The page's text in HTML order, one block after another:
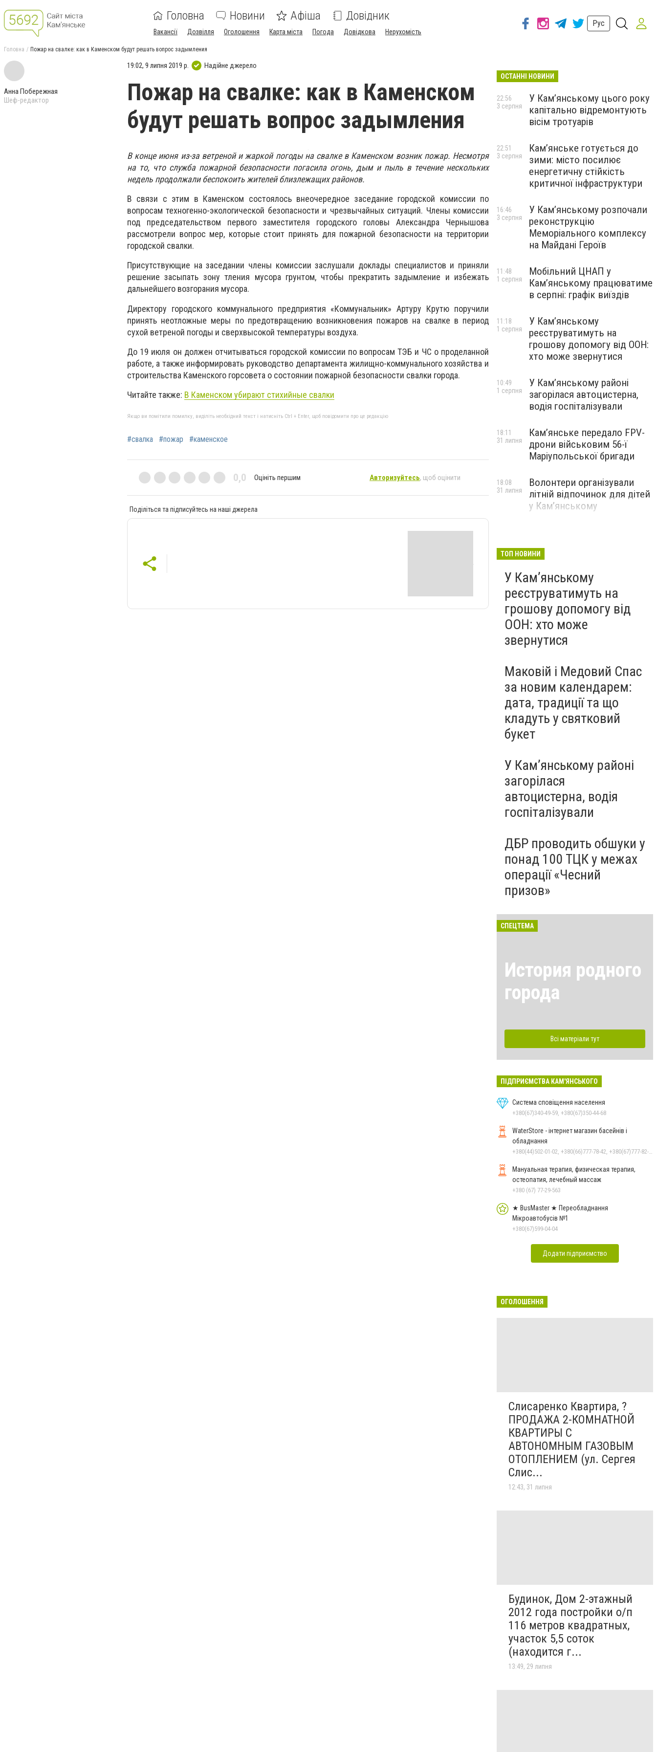
Головна Новини Афіша Довідник
Вакансії Дозвілля Оголошення Карта міста Погода Довідкова Нерухомість
Рус
Головна Пожар на свалке: как в Каменском будут решать вопрос задымления
Анна Побережная
Шеф-редактор
19:02, 9 липня 2019 р. Надійне джерело
Пожар на свалке: как в Каменском
будут решать вопрос задымления
В конце июня из-за ветреной и жаркой погоды на свалке в Каменском возник пожар. Несмотря
на то, что служба пожарной безопасности погасила огонь, дым и пыль в течение нескольких
недель продолжали беспокоить жителей близлежащих районов.
В связи с этим в Каменском состоялось внеочередное заседание городской комиссии по
вопросам техногенно-экологической безопасности и чрезвычайных ситуаций. Члены комиссии
под председательством первого заместителя городского головы Александра Чернышова
рассмотрели вопрос мер, которые стоит принять для пожарной безопасности на территории
городской свалки.
Присутствующие на заседании члены комиссии заслушали доклады специалистов и приняли
решение засыпать зону тления мусора грунтом, чтобы прекратить задымление и избежать
дальнейшего возгорания мусора.
Директору городского коммунального предприятия «Коммунальник» Артуру Крутю поручили
принять неотложные меры по предотвращению возникновения пожаров на свалке в период
сухой ветреной погоды и сверхвысокой температуры воздуха.
До 19 июля он должен отчитываться городской комиссии по вопросам ТЭБ и ЧС о проделанной
работе, а также информировать руководство департамента жилищно-коммунального хозяйства и
строительства Каменского горсовета о состоянии пожарной безопасности свалки города.
Читайте также: В Каменском убирают стихийные свалки
Якщо ви помітили помилку, виділіть необхідний текст і натисніть Ctrl + Enter, щоб повідомити про це редакцію
#свалка #пожар #каменское
0,0 Оцініть першим Авторизуйтесь, щоб оцінити
Поділіться та підписуйтесь на наші джерела
ОСТАННІ НОВИНИ
У Кам’янському цього року
капітально відремонтують
вісім тротуарів
22:56
3 серпня
Кам’янське готується до
зими: місто посилює
енергетичну стійкість
критичної інфраструктури
22:51
3 серпня
У Кам’янському розпочали
реконструкцію
Меморіального комплексу
на Майдані Героїв
16:46
3 серпня
Мобільний ЦНАП у
Кам’янському працюватиме
в серпні: графік виїздів
11:48
1 серпня
У Кам’янському
реєструватимуть на
грошову допомогу від ООН:
хто може звернутися
11:18
1 серпня
У Кам’янському районі
загорілася автоцистерна,
водія госпіталізували
10:49
1 серпня
Кам’янське передало FPV-
дрони військовим 56-ї
Маріупольської бригади
18:11
31 липня
Волонтери організували
літній відпочинок для дітей
у Кам’янському
18:08
31 липня
ТОП НОВИНИ
У Кам’янському
реєструватимуть на
грошову допомогу від
ООН: хто може
звернутися
Маковій і Медовий Спас
за новим календарем:
дата, традиції та що
кладуть у святковий
букет
У Кам’янському районі
загорілася
автоцистерна, водія
госпіталізували
ДБР проводить обшуки у
понад 100 ТЦК у межах
операції «Чесний
призов»
СПЕЦТЕМА
История родного
города
Всі матеріали тут
ПІДПРИЄМСТВА КАМ'ЯНСЬКОГО
Система сповіщення населення
+380(67)340-49-59, +380(67)350-44-68
WaterStore - інтернет магазин басейнів і
обладнання
Мануальная терапия, физическая терапия,
остеопатия, лечебный массаж
+380 (67) 77-29-563
★ BusMaster ★ Переобладнання
Мікроавтобусів №1
+380(67)599-04-04
Додати підприємство
ОГОЛОШЕННЯ
Слисаренко Квартира, ?
ПРОДАЖА 2-КОМНАТНОЙ
КВАРТИРЫ С
АВТОНОМНЫМ ГАЗОВЫМ
ОТОПЛЕНИЕМ (ул. Сергея
Слис...
12:43, 31 липня
Будинок, Дом 2-этажный
2012 года постройки о/п
116 метров квадратных,
участок 5,5 соток
(находится г...
13:49, 29 липня